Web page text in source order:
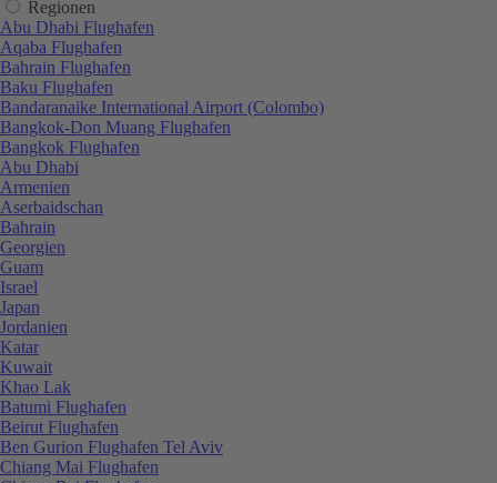
Regionen
Abu Dhabi Flughafen
Aqaba Flughafen
Bahrain Flughafen
Baku Flughafen
Bandaranaike International Airport (Colombo)
Bangkok-Don Muang Flughafen
Bangkok Flughafen
Abu Dhabi
Armenien
Aserbaidschan
Bahrain
Georgien
Guam
Israel
Japan
Jordanien
Katar
Kuwait
Khao Lak
Batumi Flughafen
Beirut Flughafen
Ben Gurion Flughafen Tel Aviv
Chiang Mai Flughafen